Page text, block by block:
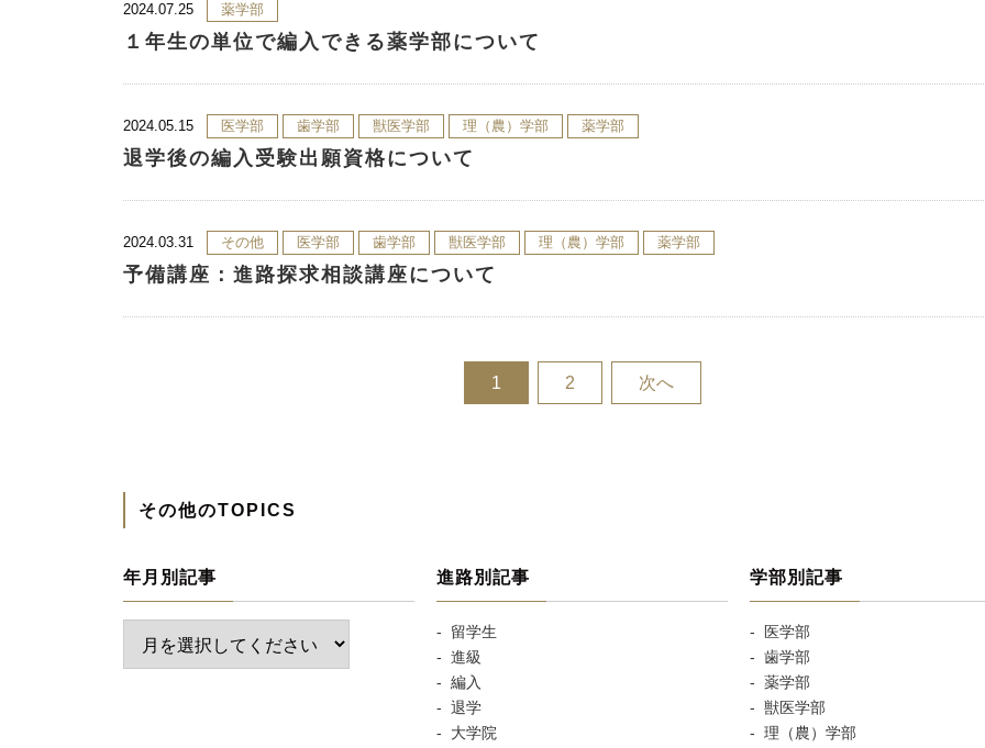
１年生の単位で編入できる薬学部について
2024.07.25 薬学部
退学後の編入受験出願資格について
2024.05.15 医学部 歯学部 獣医学部 理（農）学部 薬学部
予備講座：進路探求相談講座について
2024.03.31 その他 医学部 歯学部 獣医学部 理（農）学部 薬学部
1 2 次へ
その他のTOPICS
年月別記事 進路別記事
留学生
進級
編入
退学
大学院
学部別記事
医学部
歯学部
薬学部
獣医学部
理（農）学部